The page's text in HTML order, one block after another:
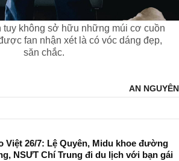
tuy không sở hữu những múi cơ cuồn
fan nhận xét là có vóc dáng đẹp,
săn chắc.
AN NGUYÊN
Việt 26/7: Lệ Quyên, Midu khoe đường
NSƯT Chí Trung đi du lịch với bạn gái